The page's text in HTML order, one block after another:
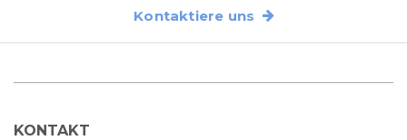
Kontaktiere uns
KONTAKT